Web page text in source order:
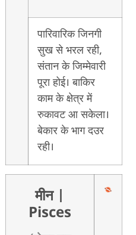
पारिवारिक जिनगी
सुख से भरल रही,
संतान के जिम्मेवारी
पूरा होई। बाकिर
काम के क्षेत्र में
रुकावट आ सकेला।
बेकार के भाग दउर
रही।
मीन
Pisces